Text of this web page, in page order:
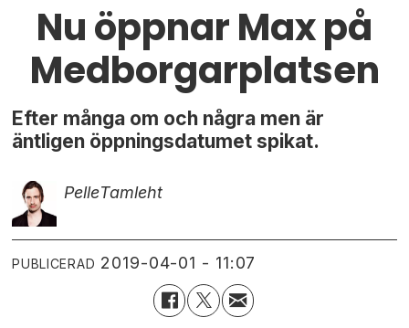
Nu öppnar Max på
Medborgarplatsen
Efter många om och några men är
äntligen öppningsdatumet spikat.
PelleTamleht
PUBLICERAD 2019-04-01 - 11:07